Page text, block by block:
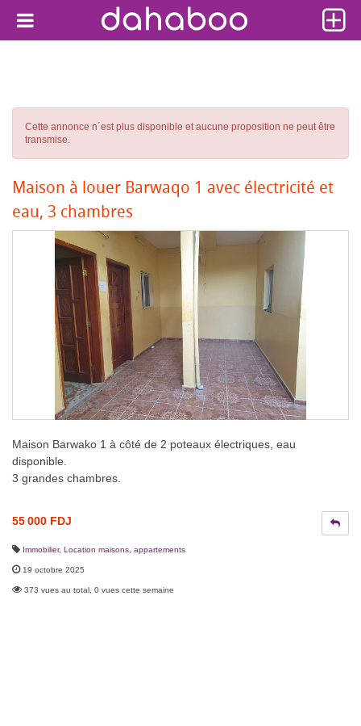
Cette annonce n´est plus disponible et aucune proposition ne peut être
transmise.
Maison à louer Barwaqo 1 avec électricité et
eau, 3 chambres
Maison Barwako 1 à côté de 2 poteaux électriques, eau
disponible.
3 grandes chambres.
55 000 FDJ
Immobilier, Location maisons, appartements
19 octobre 2025
373 vues au total, 0 vues cette semaine